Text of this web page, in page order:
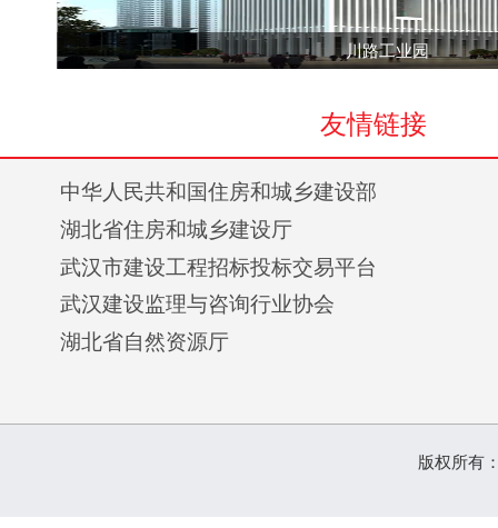
川路工业园
友情链接
中华人民共和国住房和城乡建设部
湖北省住房和城乡建设厅
武汉市建设工程招标投标交易平台
武汉建设监理与咨询行业协会
湖北省自然资源厅
版权所有